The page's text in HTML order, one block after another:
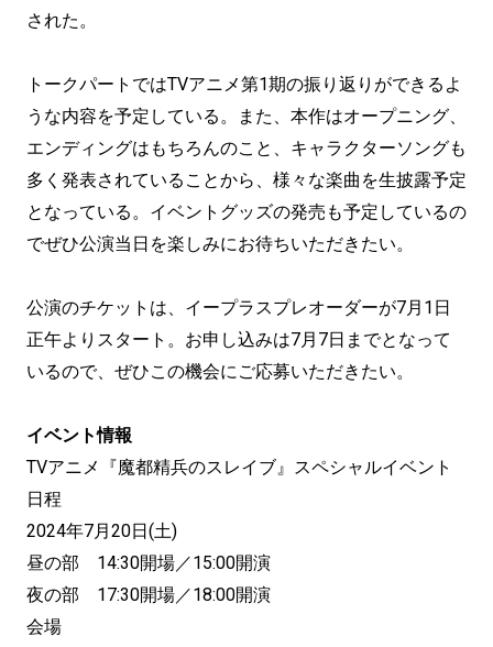
された。
トークパートではTVアニメ第1期の振り返りができるよ
うな内容を予定している。また、本作はオープニング、
エンディングはもちろんのこと、キャラクターソングも
多く発表されていることから、様々な楽曲を生披露予定
となっている。イベントグッズの発売も予定しているの
でぜひ公演当日を楽しみにお待ちいただきたい。
公演のチケットは、イープラスプレオーダーが7月1日
正午よりスタート。お申し込みは7月7日までとなって
いるので、ぜひこの機会にご応募いただきたい。
イベント情報
TVアニメ『魔都精兵のスレイブ』スペシャルイベント
日程
2024年7月20日(土)
昼の部 14:30開場／15:00開演
夜の部 17:30開場／18:00開演
会場